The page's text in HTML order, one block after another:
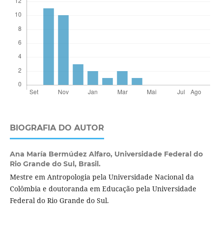
BIOGRAFIA DO AUTOR
Ana María Bermúdez Alfaro, Universidade Federal do
Rio Grande do Sul, Brasil.
Mestre em Antropologia pela Universidade Nacional da
Colômbia e doutoranda em Educação pela Universidade
Federal do Rio Grande do Sul.